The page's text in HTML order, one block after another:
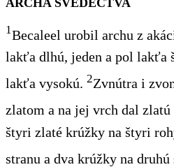
1Becaleel urobil archu z
lakťa dlhú, jeden a pol lakťa
lakťa vysokú. 2Zvnútra i
zlatom a na jej vrch dal zlatú
štyri zlaté krúžky na štyri
stranu a dva krúžky na druhú